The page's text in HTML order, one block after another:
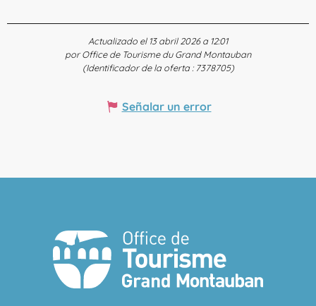
Actualizado el 13 abril 2026 a 12:01
por Office de Tourisme du Grand Montauban
(Identificador de la oferta : 7378705)
Señalar un error